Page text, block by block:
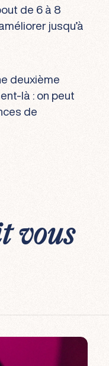
de 6 à 8
jusqu’à
deuxième
là : on peut
de
vous